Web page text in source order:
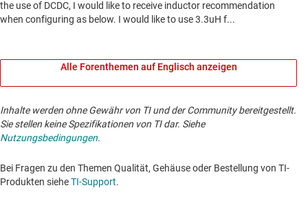
Alle Forenthemen auf Englisch anzeigen
Inhalte werden ohne Gewähr von TI und der Community bereitgestellt.
Sie stellen keine Spezifikationen von TI dar. Siehe
Nutzungsbedingungen.
Bei Fragen zu den Themen Qualität, Gehäuse oder Bestellung von TI-
Produkten sieheTI-Support. ​​​​​​​​​​​​​​